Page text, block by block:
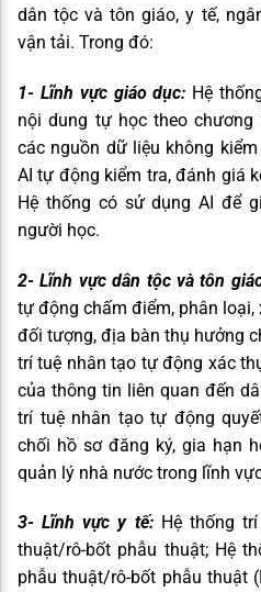
dân tộc và tôn giáo, y tế,
vận tải. Trong đó:
1- Lĩnh vực giáo dục: Hệ
nội dung tự học theo
các nguồn dữ liệu không
AI tự động kiểm tra, đánh giá
Hệ thống có sử dụng AI để
người học.
2- Lĩnh vực dân tộc và tôn
tự động chấm điểm, phân
đối tượng, địa bàn thụ hưởng
trí tuệ nhân tạo tự động xác
của thông tin liên quan đến
trí tuệ nhân tạo tự động
chối hồ sơ đăng ký, gia hạn
quản lý nhà nước trong lĩnh
3- Lĩnh vực y tế:Hệ thống trí
thuật/rô-bốt phẫu thuật; Hệ
phẫu thuật/rô-bốt phẫu thuật